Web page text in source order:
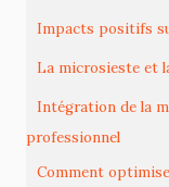
Impacts positifs
La microsieste et
Intégration de la
professionnel
Comment